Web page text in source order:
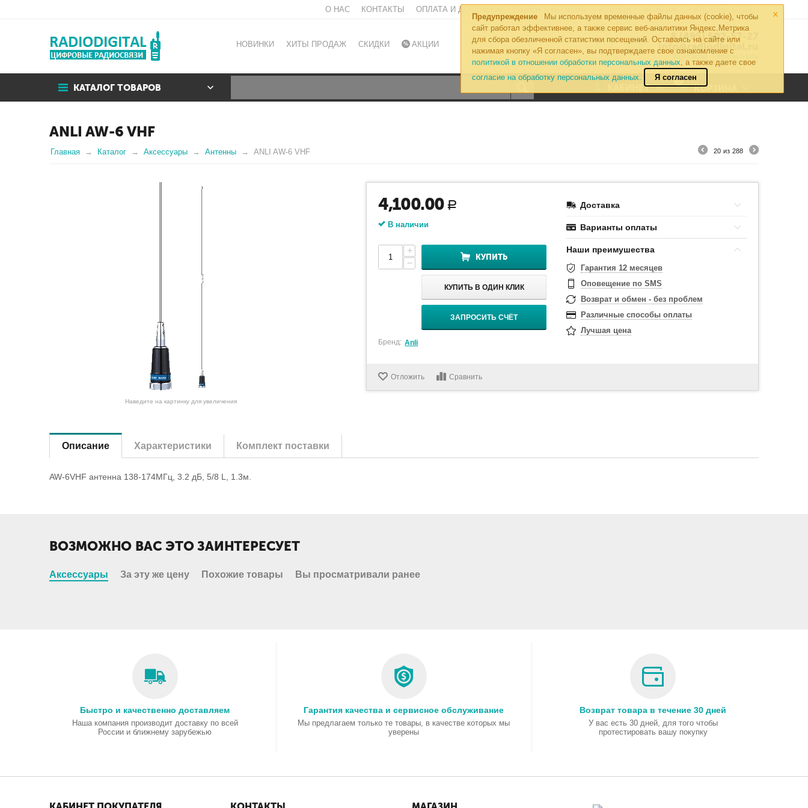
×
Предупреждение
Мы используем временные файлы данных (cookie), чтобы
сайт работал эффективнее, а также сервис веб-аналитики Яндекс.Метрика
для сбора обезличенной статистики посещений. Оставаясь на сайте или
нажимая кнопку «Я согласен», вы подтверждаете свое ознакомление с
политикой в отношении обработки персональных данных, а также даете свое
согласие на обработку персональных данных.
Я согласен
О НАС КОНТАКТЫ ОПЛАТА И ДОСТАВКА
НОВИНКИ ХИТЫ ПРОДАЖ СКИДКИ АКЦИИ
8 (495) 502-57-27
info@radiodigital.ru
Контакты Перезвонить
КАТАЛОГ ТОВАРОВ
0
КОРЗИНА
КАБИНЕТ
ANLI AW-6 VHF
Главная Каталог Аксессуары Антенны ANLI AW-6 VHF 20 из 288
Наведите на картинку для увеличения
4,100.00 Р
В наличии
+
−
КУПИТЬ
КУПИТЬ В ОДИН КЛИК
ЗАПРОСИТЬ СЧЁТ
Бренд: Anli
Доставка
Варианты оплаты
Наши преимушества
Гарантия 12 месяцев
Оповещение по SMS
Возврат и обмен - без проблем
Различные способы оплаты
Лучшая цена
Отложить Сравнить
Описание Характеристики Комплект поставки
AW-6VHF антенна 138-174MГц, 3.2 дБ, 5/8 L, 1.3м.
ВОЗМОЖНО ВАС ЭТО ЗАИНТЕРЕСУЕТ
Аксессуары За эту же цену Похожие товары Вы просматривали ранее
Быстро и качественно доставляем
Наша компания производит доставку по всей
России и ближнему зарубежью
Гарантия качества и сервисное обслуживание
Мы предлагаем только те товары, в качестве которых мы
уверены
Возврат товара в течение 30 дней
У вас есть 30 дней, для того чтобы
протестировать вашу покупку